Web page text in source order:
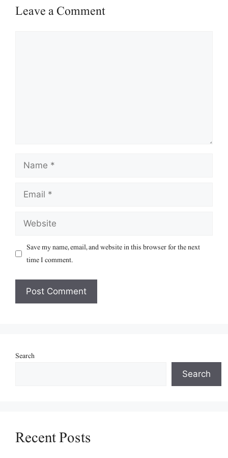
Leave a Comment
Name
Email
Website
Save my name, email, and website in this browser for the next
time I comment.
Search
Search
Recent Posts